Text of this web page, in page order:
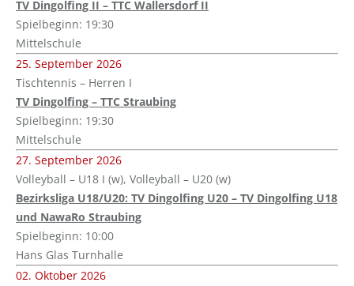
TV Dingolfing II – TTC Wallersdorf II
Spielbeginn: 19:30
Mittelschule
25. September 2026
Tischtennis – Herren I
TV Dingolfing – TTC Straubing
Spielbeginn: 19:30
Mittelschule
27. September 2026
Volleyball – U18 I (w), Volleyball – U20 (w)
Bezirksliga U18/U20: TV Dingolfing U20 – TV Dingolfing U18
und NawaRo Straubing
Spielbeginn: 10:00
Hans Glas Turnhalle
02. Oktober 2026